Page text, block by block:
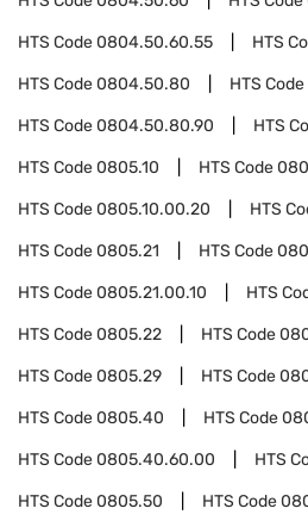
HTS Code0804.50.60.55 HTS
HTS Code0804.50.80 HTS Code
HTS Code0804.50.80.90 HTS
HTS Code0805.10 HTS Code
HTS Code0805.10.00.20 HTS
HTS Code0805.21 HTS Code
HTS Code0805.21.00.10 HTS
HTS Code0805.22 HTS Code
HTS Code0805.29 HTS Code
HTS Code0805.40 HTS Code
HTS Code0805.40.60.00 HTS
HTS Code0805.50 HTS Code